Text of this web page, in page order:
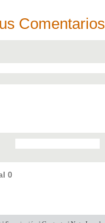
Comentarios
0